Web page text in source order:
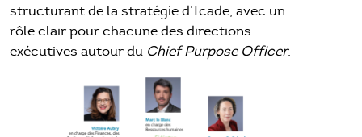
structurant de la stratégie d’Icade, avec un
rôle clair pour chacune des directions
exécutives autour du Chief Purpose Officer.